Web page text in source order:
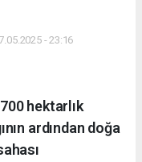
- 23:16
hektarlık
ardından doğa